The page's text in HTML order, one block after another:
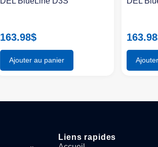
163.98$
Ajouter au panier
163.98
Liens rapides